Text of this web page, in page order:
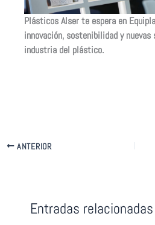
Plásticos Alser te espera en
innovación, sostenibilidad y
industria del plástico.
ANTERIOR
Entradas relacionadas